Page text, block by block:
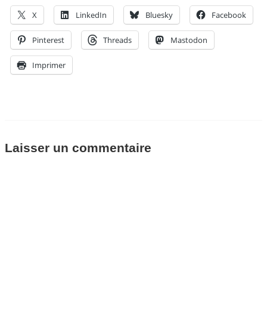
X LinkedIn Bluesky Facebook
Pinterest Threads Mastodon
Imprimer
Laisser un commentaire